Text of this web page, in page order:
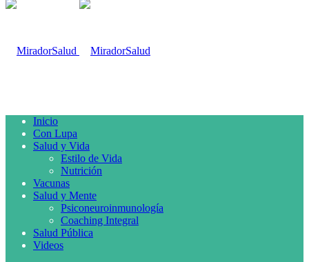
Inicio
Con Lupa
Salud y Vida
Estilo de Vida
Nutrición
Vacunas
Salud y Mente
Psiconeuroinmunología
Coaching Integral
Salud Pública
Videos